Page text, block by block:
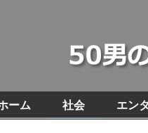
ーム 社会 エン